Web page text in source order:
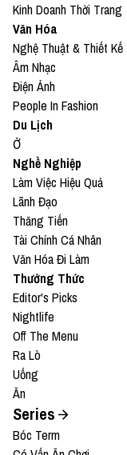
Kinh Doanh Thời Trang
Văn Hóa
Nghệ Thuật & Thiết Kế
Âm Nhạc
Điện Ảnh
People In Fashion
Du Lịch
Ở
Nghề Nghiệp
Làm Việc Hiệu Quả
Lãnh Đạo
Thăng Tiến
Tài Chính Cá Nhân
Văn Hóa Đi Làm
Thưởng Thức
Editor's Picks
Nightlife
Off The Menu
Ra Lò
Uống
Ăn
Series
Bóc Term